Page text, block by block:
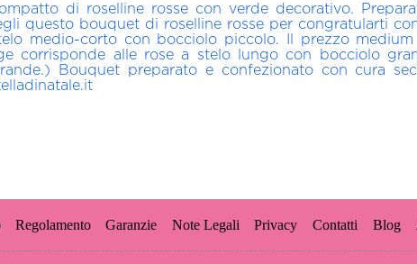
di roselline rosse con verde decorativo.
questo bouquet di roselline rosse per congratularti
medio-corto con bocciolo piccolo. Il prezzo
corrisponde alle rose a stelo lungo con bocciolo
Bouquet preparato e confezionato con cura
Regolamento Garanzie Note Legali Privacy Contatti Blog